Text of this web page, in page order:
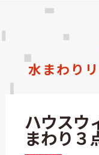
水まわり
ハウスウ
まわり３